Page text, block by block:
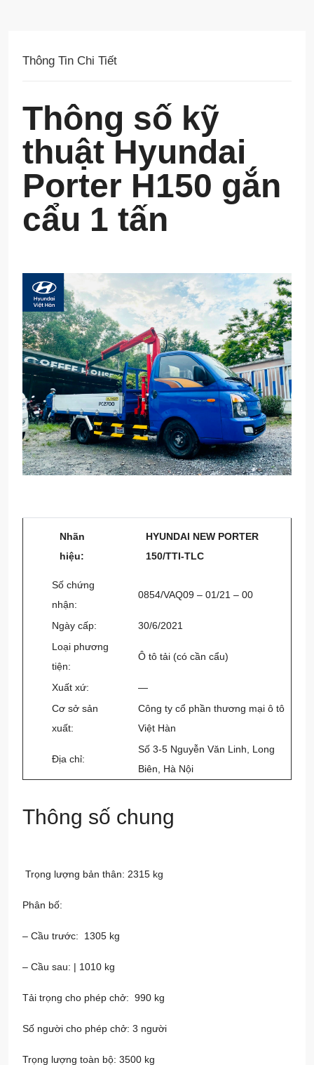
Thông Tin Chi Tiết
Thông số kỹ
thuật Hyundai
Porter H150 gắn
cẩu 1 tấn
Nhãn
hiệu:
HYUNDAI NEW PORTER
150/TTI-TLC
Số chứng
nhận:
0854/VAQ09 – 01/21 – 00
Ngày cấp:
30/6/2021
Loại phương
tiện:
Ô tô tải (có cần cẩu)
Xuất xứ:
—
Cơ sở sản
xuất:
Công ty cổ phần thương mại ô tô
Việt Hàn
Địa chỉ:
Số 3-5 Nguyễn Văn Linh, Long
Biên, Hà Nội
Thông số chung
Trọng lượng bản thân: 2315 kg
Phân bố:
– Cầu trước: 1305 kg
– Cầu sau: | 1010 kg
Tải trọng cho phép chở: 990 kg
Số người cho phép chở: 3 người
Trọng lượng toàn bộ: 3500 kg